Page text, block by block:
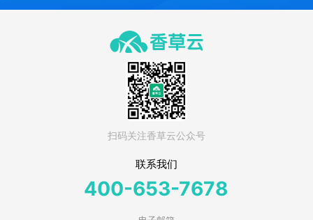
扫码关注香草云公众号
联系我们
400-653-7678